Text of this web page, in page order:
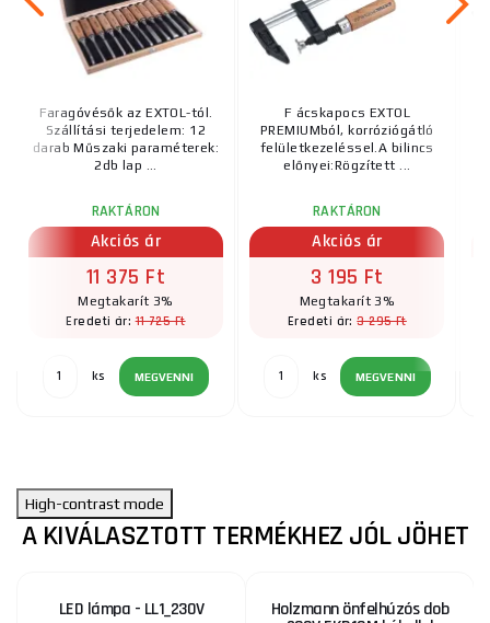
Faragóvésők az EXTOL-tól.
Szállítási terjedelem: 12
darab Műszaki paraméterek:
2db lap ...
RAKTÁRON
Akciós ár
11 375 Ft
Megtakarít 3%
Eredeti ár:11 725 Ft
ks MEGVENNI
F ácskapocs EXTOL
PREMIUMból, korróziógátló
felületkezeléssel.A bilincs
előnyei:Rögzített ...
RAKTÁRON
Akciós ár
3 195 Ft
Megtakarít 3%
Eredeti ár:3 295 Ft
ks MEGVENNI
High-contrast mode
A KIVÁLASZTOTT TERMÉKHEZ JÓL JÖHET
LED lámpa - LL1_230V Holzmann önfelhúzós dob